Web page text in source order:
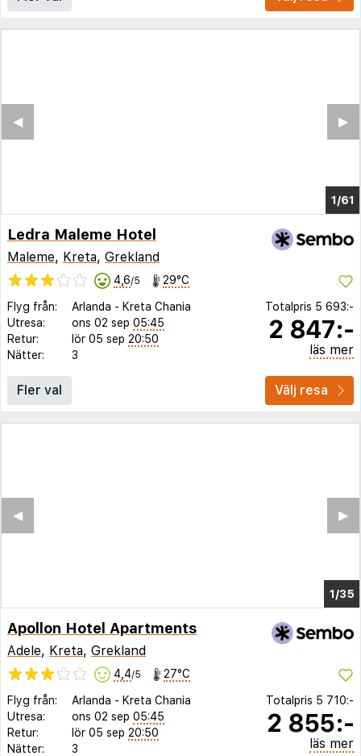
1/57
▶︎
◀︎
Ledra Maleme Hotel
Maleme, Kreta, Grekland
4,6/5 29°C
Flyg från: Arlanda - Kreta Chania
Utresa:
ons 02 sep 05:45
Retur:
lör 05 sep 20:50
Nätter:
3
Totalpris 5 693:-
2 847:-
läs mer
Fler val Välj resa
1/31
▶︎
◀︎
Apollon Hotel Apartments
Adele, Kreta, Grekland
4,4/5 27°C
Flyg från: Arlanda - Kreta Chania
Utresa:
ons 02 sep 05:45
Retur:
lör 05 sep 20:50
Nätter:
3
Totalpris 5 710:-
2 855:-
läs mer